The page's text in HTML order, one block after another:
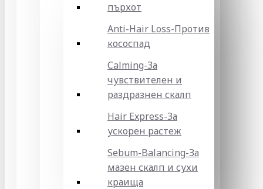
пърхот
Anti-Hair Loss-Против
кососпад
Calming-За
чувствителен и
раздразнен скалп
Hair Express-За
ускорен растеж
Sebum-Balancing-За
мазен скалп и сухи
краища